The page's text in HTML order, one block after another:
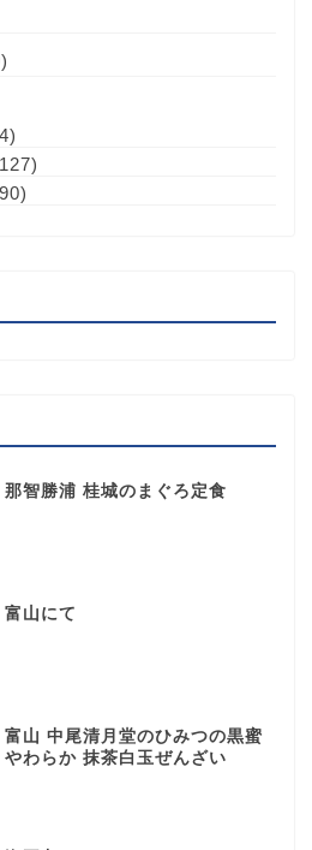
那智勝浦 桂城のまぐろ定食
富山にて
富山 中尾清月堂のひみつの黒蜜
やわらか 抹茶白玉ぜんざい